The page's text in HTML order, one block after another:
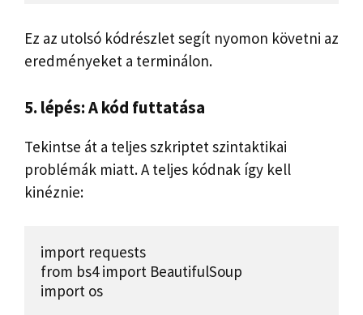
Ez az utolsó kódrészlet segít nyomon követni az
eredményeket a terminálon.
5. lépés: A kód futtatása
Tekintse át a teljes szkriptet szintaktikai
problémák miatt. A teljes kódnak így kell
kinéznie:
import requests
from bs4 import BeautifulSoup
import os